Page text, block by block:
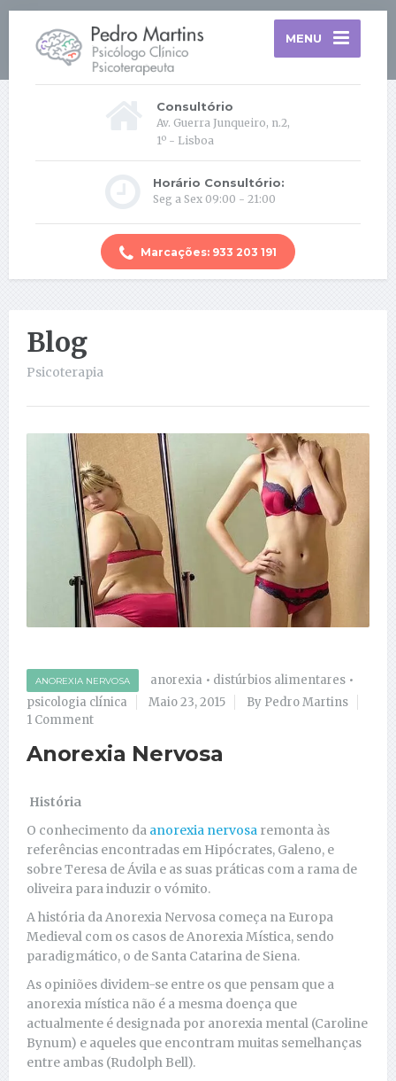
MENU
Consultório
Av. Guerra Junqueiro, n.2,
1º - Lisboa
Horário Consultório:
Seg a Sex 09:00 - 21:00
Marcações: 933 203 191
Blog
Psicoterapia
ANOREXIA NERVOSA anorexia • distúrbios alimentares •
psicologia clínica
Maio 23, 2015
By Pedro Martins
1 Comment
Anorexia Nervosa
História
O conhecimento da anorexia nervosa remonta às
referências encontradas em Hipócrates, Galeno, e
sobre Teresa de Ávila e as suas práticas com a rama de
oliveira para induzir o vómito.
A história da Anorexia Nervosa começa na Europa
Medieval com os casos de Anorexia Mística, sendo
paradigmático, o de Santa Catarina de Siena.
As opiniões dividem-se entre os que pensam que a
anorexia mística não é a mesma doença que
actualmente é designada por anorexia mental (Caroline
Bynum) e aqueles que encontram muitas semelhanças
entre ambas (Rudolph Bell).